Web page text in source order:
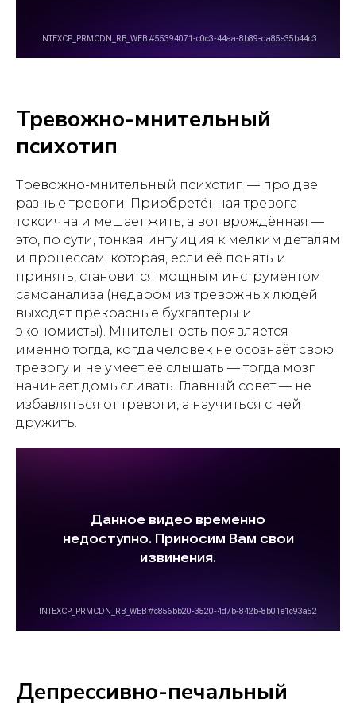
Тревожно-мнительный
психотип
Тревожно-мнительный психотип — про две
разные тревоги. Приобретённая тревога
токсична и мешает жить, а вот врождённая —
это, по сути, тонкая интуиция к мелким деталям
и процессам, которая, если её понять и
принять, становится мощным инструментом
самоанализа (недаром из тревожных людей
выходят прекрасные бухгалтеры и
экономисты). Мнительность появляется
именно тогда, когда человек не осознаёт свою
тревогу и не умеет её слышать — тогда мозг
начинает домысливать. Главный совет — не
избавляться от тревоги, а научиться с ней
дружить.
Депрессивно-печальный